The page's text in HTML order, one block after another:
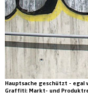
Hauptsache geschützt - egal
Graffiti: Markt- und